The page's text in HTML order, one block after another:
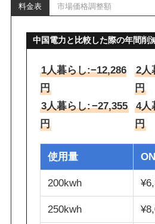
料金表 市場価格調整額
中国電力と比較した際の年間削
1人暮らし:−12,286
円
2人
円
3人暮らし:−27,355
円
4人
円
使用量
200kwh
250kwh